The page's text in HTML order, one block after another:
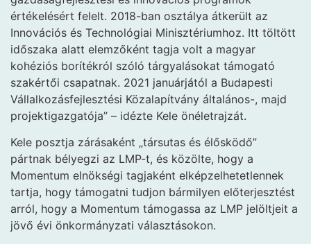
értékelésért felelt. 2018-ban osztálya átkerült az
Innovációs és Technológiai Minisztériumhoz. Itt töltött
időszaka alatt elemzőként tagja volt a magyar
kohéziós borítékról szóló tárgyalásokat támogató
szakértői csapatnak. 2021 januárjától a Budapesti
Vállalkozásfejlesztési Közalapítvány általános-, majd
projektigazgatója” – idézte Kele önéletrajzát.
Kele posztja zárásaként „társutas és élősködő”
pártnak bélyegzi az LMP-t, és közölte, hogy a
Momentum elnökségi tagjaként elképzelhetetlennek
tartja, hogy támogatni tudjon bármilyen előterjesztést
arról, hogy a Momentum támogassa az LMP jelöltjeit a
jövő évi önkormányzati választásokon.